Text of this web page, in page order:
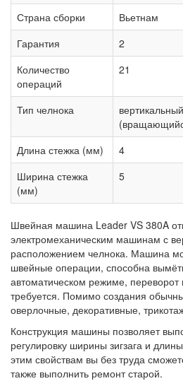
Страна сборки
Вьетнам
Гарантия
2
Количество
операций
21
Тип челнока
Длина стежка (мм)
4
Ширина стежка
(мм)
5
Швейная машина Leader VS 380A
электромеханическим машинам с
расположением челнока. Машина
швейные операции, способна
автоматическом режиме,
требуется. Помимо создания
оверлочные, декоративные,
Конструкция машины позволяет
регулировку ширины зигзага и
этим свойствам вы без труда
также выполнить ремонт старой.